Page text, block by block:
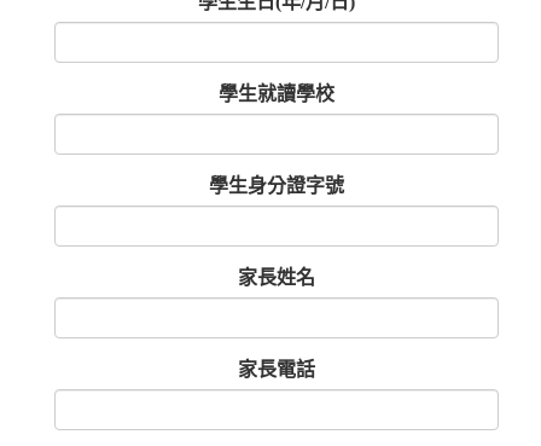
學生就讀學校
學生身分證字號
家長姓名
家長電話